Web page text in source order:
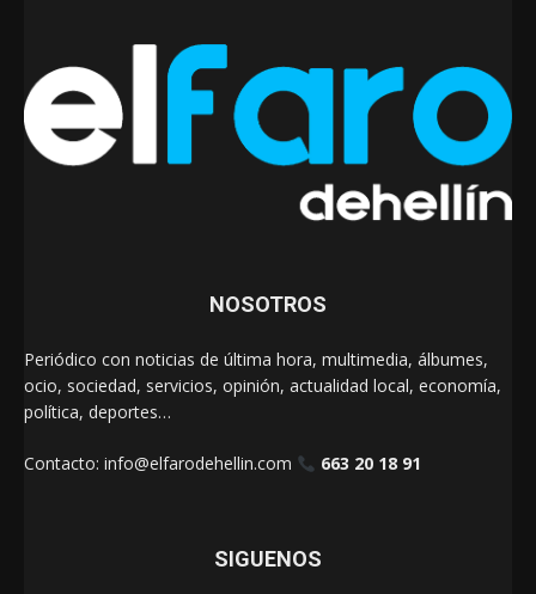
NOSOTROS
Periódico con noticias de última hora, multimedia, álbumes,
ocio, sociedad, servicios, opinión, actualidad local, economía,
política, deportes…
Contacto: info@elfarodehellin.com 663 20 18 91
SIGUENOS